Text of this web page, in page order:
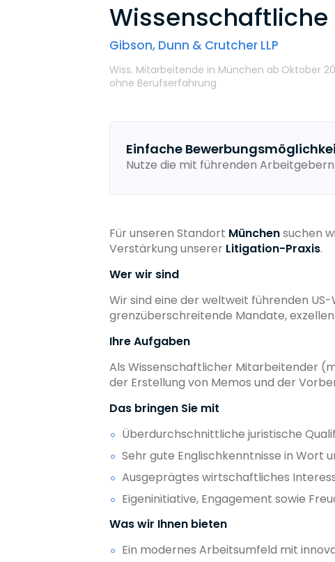
Gibson, Dunn & Crutcher LLP
Wiss. Mitarbeitende in München ab Oktober
ohne Berufserfahrung
Einfache
Nutze die mit führenden
Für unseren Standort Münchensuchen
Verstärkung unserer Litigation-Praxis.
Wer wir sind
Wir sind eine der weltweit führenden
grenzüberschreitende Mandate,
Ihre Aufgaben
Als Wissenschaftlicher Mitarbeitender
der Erstellung von Memos und der
Das bringen Sie mit
Überdurchschnittliche juristische
Sehr gute Englischkenntnisse in Wort
Ausgeprägtes wirtschaftliches
Eigeninitiative, Engagement sowie
Was wir Ihnen bieten
Ein modernes Arbeitsumfeld mit